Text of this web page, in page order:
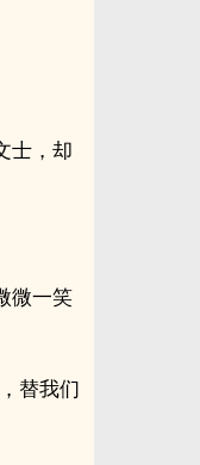
士，却
微一笑
替我们